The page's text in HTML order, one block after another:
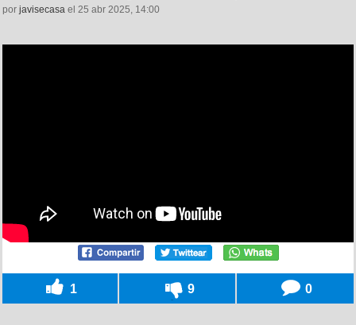
por javisecasa el 25 abr 2025, 14:00
1 9 0